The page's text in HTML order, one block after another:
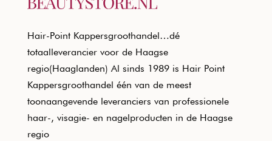
Hair-Point Kappersgroothandel…dé
totaalleverancier voor de Haagse
regio(Haaglanden) Al sinds 1989 is Hair Point
Kappersgroothandel één van de meest
toonaangevende leveranciers van professionele
haar-, visagie- en nagelproducten in de Haagse
regio